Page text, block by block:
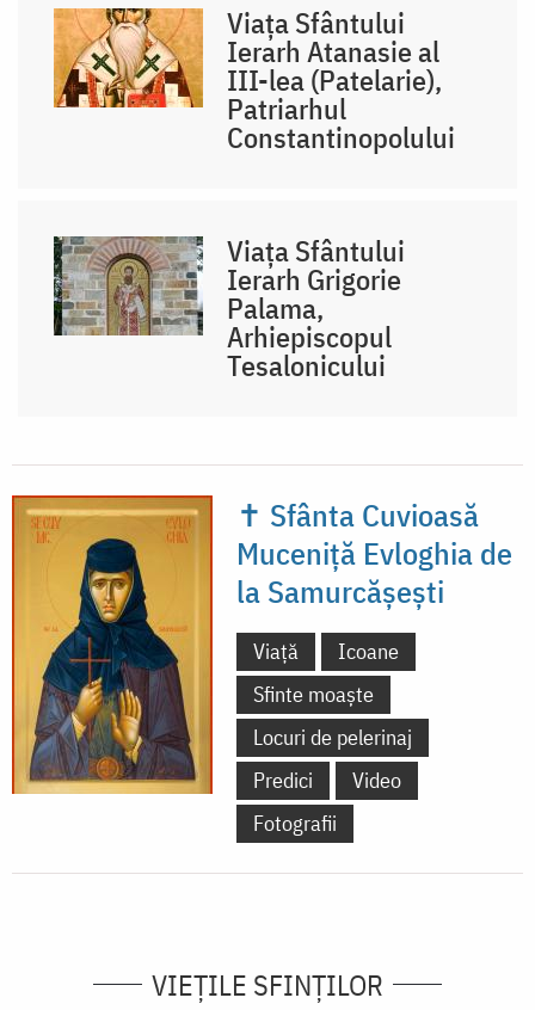
Viața Sfântului
Ierarh Atanasie al
III-lea (Patelarie),
Patriarhul
Constantinopolului
Viața Sfântului
Ierarh Grigorie
Palama,
Arhiepiscopul
Tesalonicului
✝ Sfânta Cuvioasă
Muceniță Evloghia de
la Samurcășești
Viață
Icoane
Sfinte moaște
Locuri de pelerinaj
Predici
Video
Fotografii
VIEŢILE SFINŢILOR